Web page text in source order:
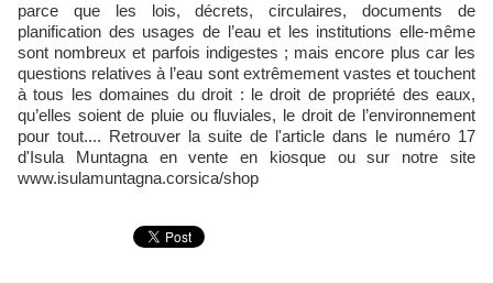
parce que les lois, décrets, circulaires, documents de
planification des usages de l’eau et les institutions elle-même
sont nombreux et parfois indigestes ; mais encore plus car les
questions relatives à l’eau sont extrêmement vastes et touchent
à tous les domaines du droit : le droit de propriété des eaux,
qu’elles soient de pluie ou fluviales, le droit de l’environnement
pour tout.... Retrouver la suite de l'article dans le numéro 17
d'Isula Muntagna en vente en kiosque ou sur notre site
www.isulamuntagna.corsica/shop